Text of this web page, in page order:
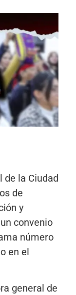
de la Ciudad
de
y
convenio
número
en el
general de